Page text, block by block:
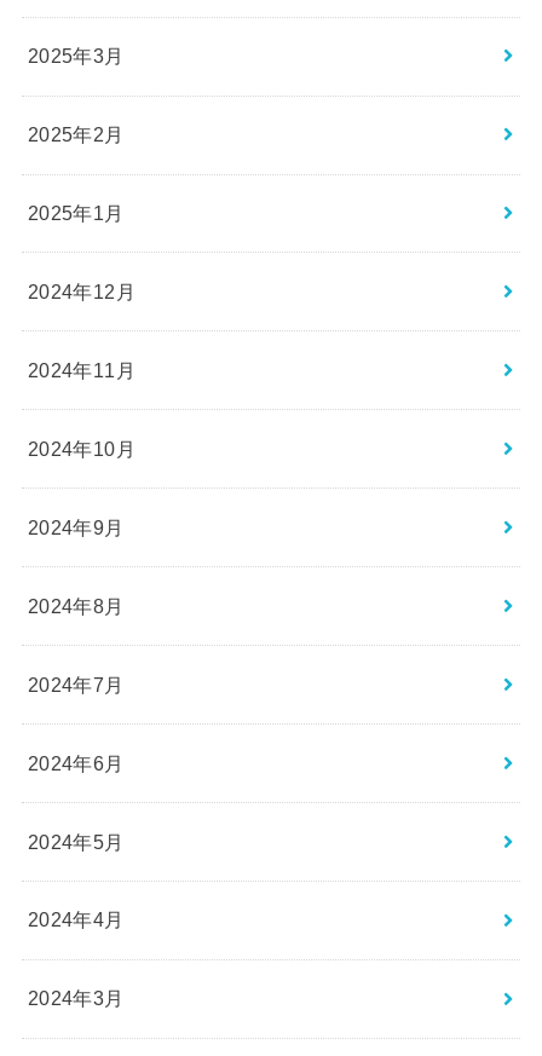
2025年3月
2025年2月
2025年1月
2024年12月
2024年11月
2024年10月
2024年9月
2024年8月
2024年7月
2024年6月
2024年5月
2024年4月
2024年3月